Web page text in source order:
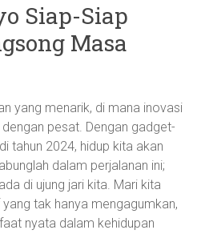
Siap-Siap
Masa
yang menarik, di mana inovasi
pesat. Dengan gadget-
tahun 2024, hidup kita akan
dalam perjalanan ini;
di ujung jari kita. Mari kita
tak hanya mengagumkan,
nyata dalam kehidupan